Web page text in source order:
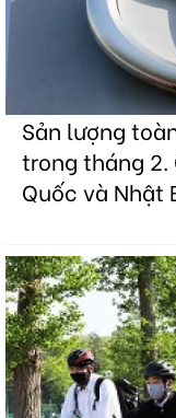
Sản lượng
trong tháng 2.
Quốc và Nhật